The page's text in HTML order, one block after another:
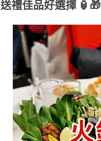
送禮佳品好選擇 🏮🎁